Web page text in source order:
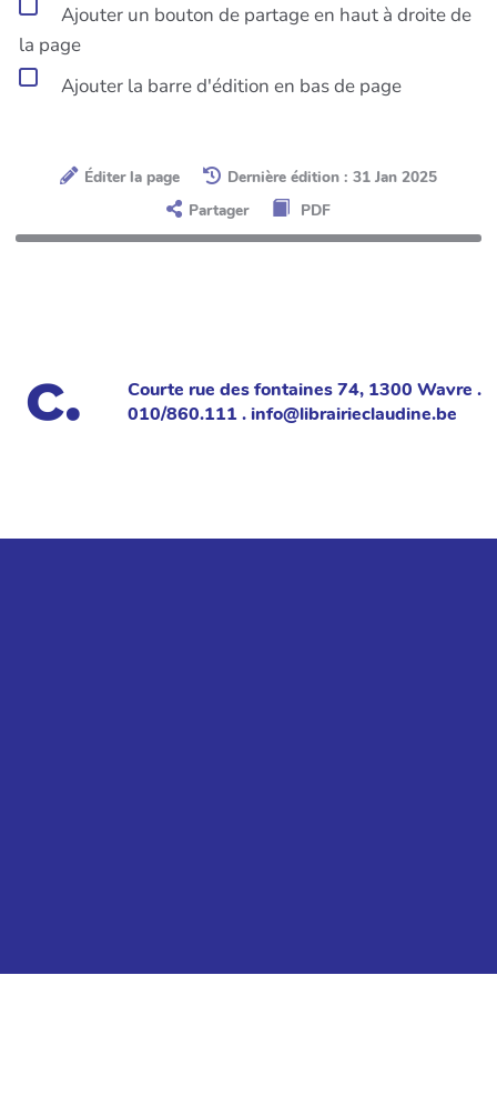
Ajouter un bouton de partage en haut à droite de
la page
Ajouter la barre d'édition en bas de page
Éditer la page
Dernière édition : 31 Jan 2025
Partager
PDF
Courte rue des fontaines 74, 1300 Wavre .
010/860.111 . info@librairieclaudine.be